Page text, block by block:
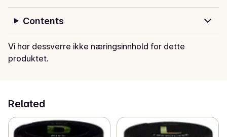
Contents
Vi har dessverre ikke næringsinnhold for dette
produktet.
Related